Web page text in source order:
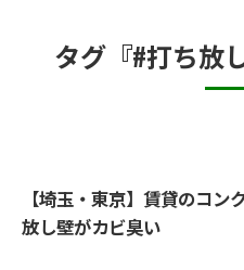
タグ『#打ち放
【埼玉・東京】賃貸のコン
放し壁がカビ臭い